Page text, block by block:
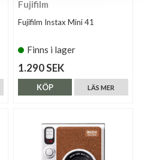
Fujifilm
Fujifilm Instax Mini 41
Finns i lager
1.290 SEK
LÄS MER
KÖP